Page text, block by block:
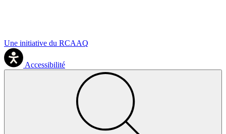
Une initiative du RCAAQ
Accessibilité